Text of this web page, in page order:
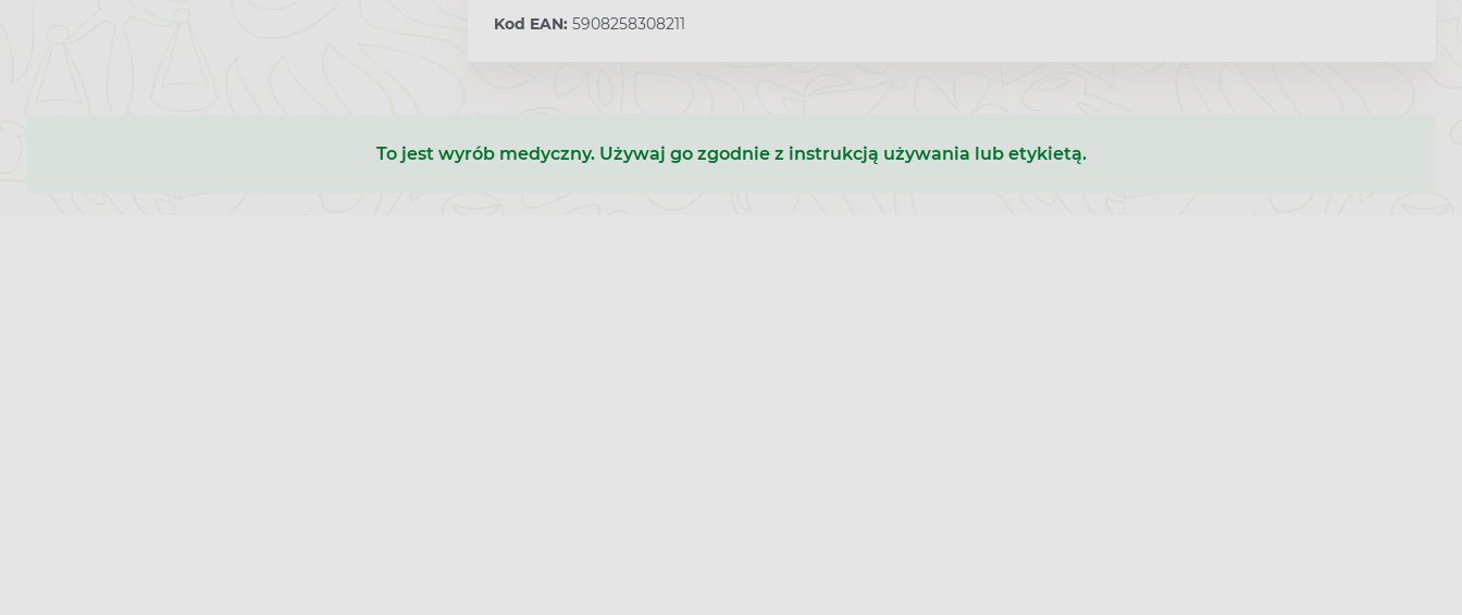
Kod EAN: 5908258308211
To jest wyrób medyczny. Używaj go zgodnie z instrukcją używania lub etykietą.